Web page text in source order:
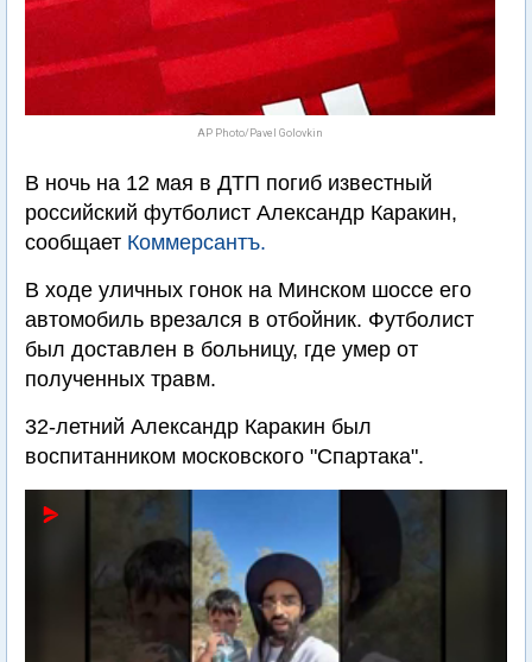
AP Photo/Pavel Golovkin
В ночь на 12 мая в ДТП погиб известный
российский футболист Александр Каракин,
сообщает Коммерсантъ.
В ходе уличных гонок на Минском шоссе его
автомобиль врезался в отбойник. Футболист
был доставлен в больницу, где умер от
полученных травм.
32-летний Александр Каракин был
воспитанником московского "Спартака".